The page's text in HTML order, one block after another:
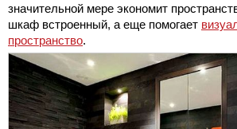
значительной мере экономит
шкаф встроенный, а еще помогает
пространство.